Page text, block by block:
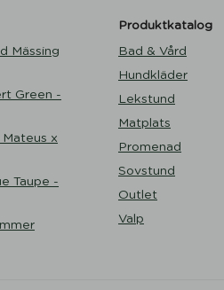
Mässing
Green -
x
Taupe -
Produktkatalog
Bad & Vård
Hundkläder
Lekstund
Matplats
Promenad
Sovstund
Outlet
Valp